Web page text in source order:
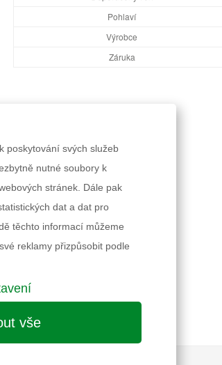
Pohlaví
Výrobce
Záruka
poskytování svých služeb
nutné soubory k
stránek. Dále pak
dat a dat pro
těchto informací můžeme
reklamy přizpůsobit podle
vše